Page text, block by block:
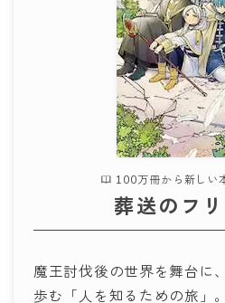
100万冊から新しい
葬送のフ
魔王討伐後の世界を舞台に
歩む「人を知るための旅」。